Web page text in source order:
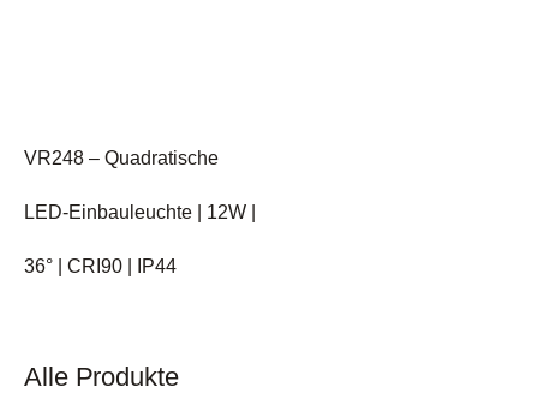
Alle Produkte
VR248 – Quadratische
LED-Einbauleuchte | 12W |
36° | CRI90 | IP44